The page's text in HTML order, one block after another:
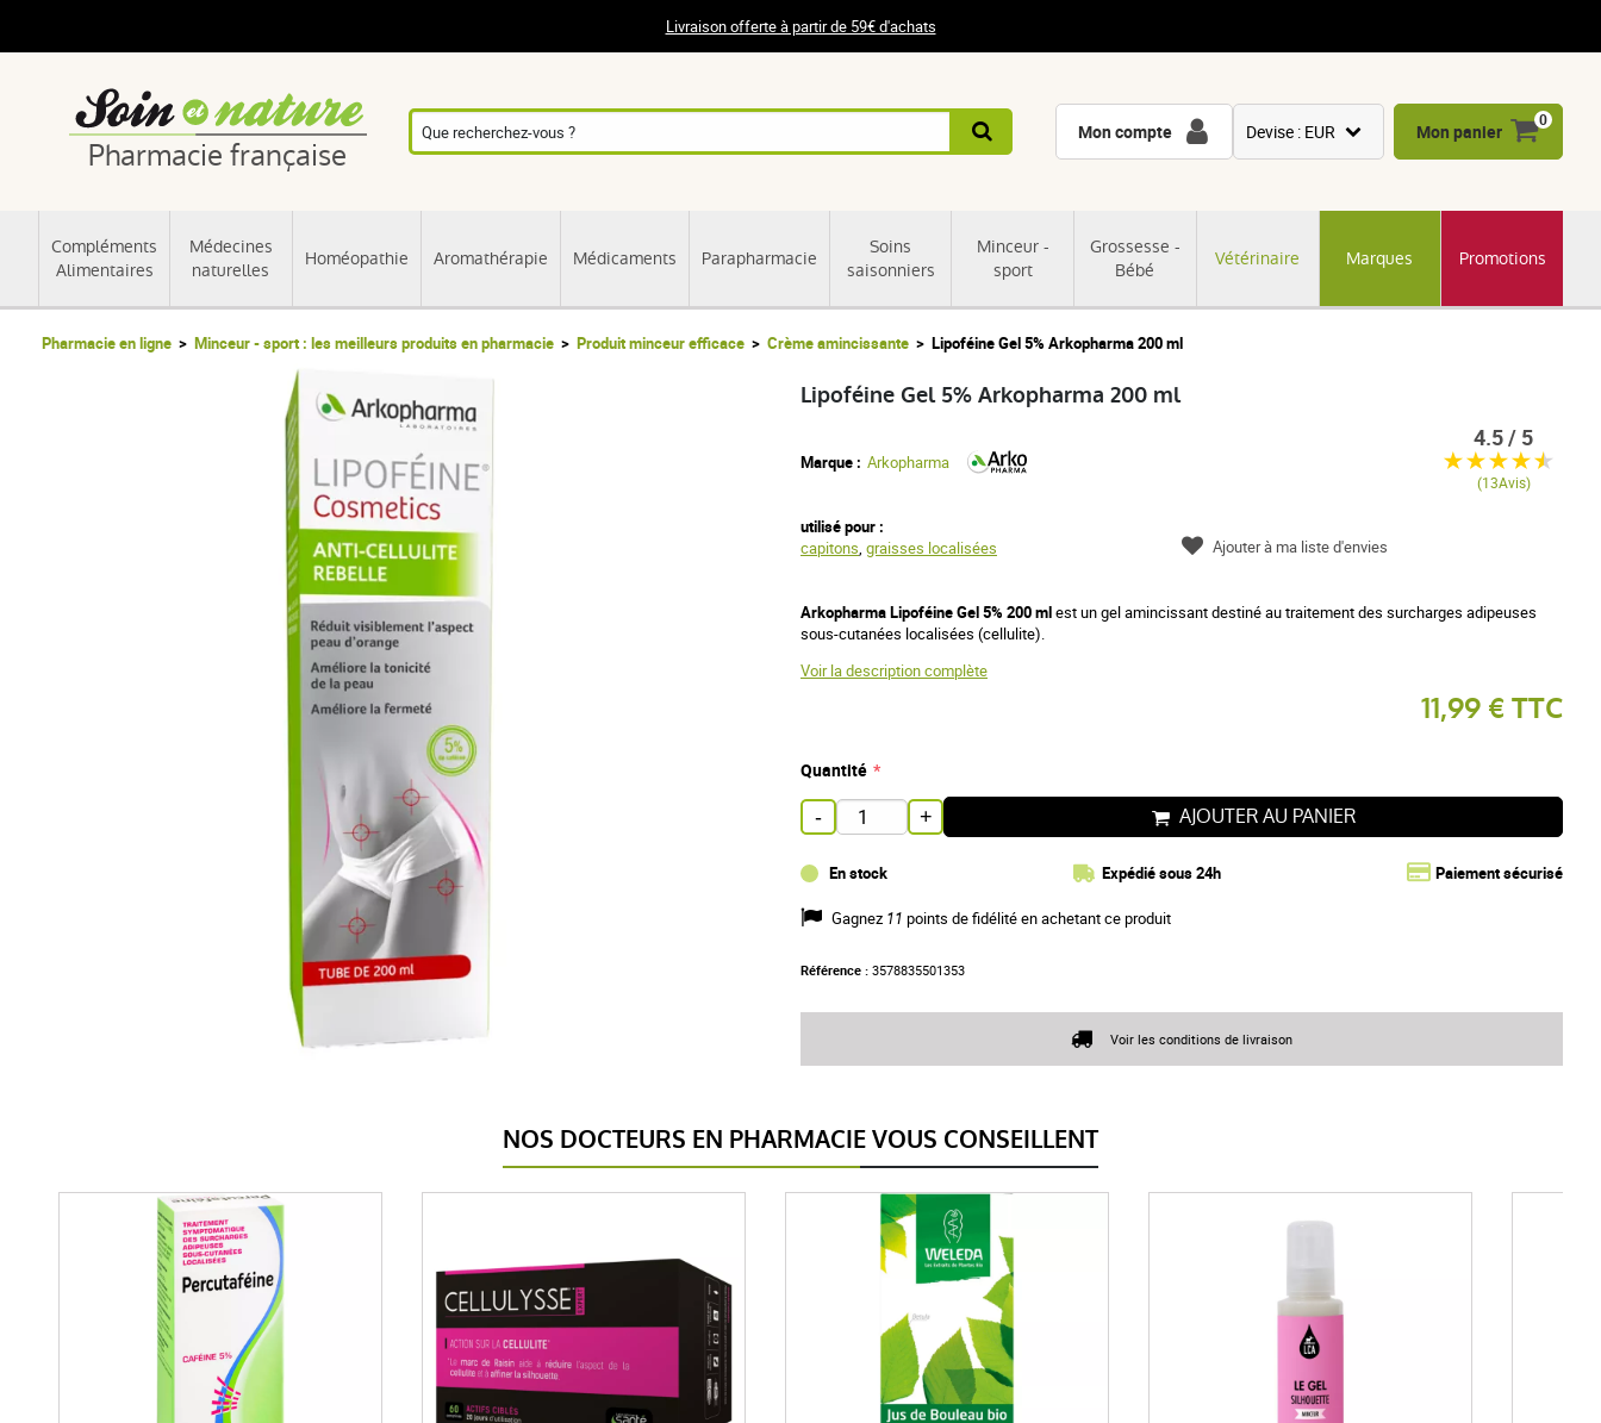
Livraison offerte à partir de 59€ d'achats
Pharmacie française
Compléments
Alimentaires
Médecines
naturelles
Homéopathie Aromathérapie Médicaments Parapharmacie
Soins
saisonniers
Minceur -
sport
Grossesse -
Bébé
Vétérinaire Marques Promotions
Mon compte Devise : EUR
CNY
Mon panier
0
Pharmacie en ligne Minceur - sport : les meilleurs produits en pharmacie Produit minceur efficace Crème amincissante Lipoféine Gel 5% Arkopharma 200 ml
Lipoféine Gel 5% Arkopharma 200 ml
Marque : Arkopharma
utilisé pour :
capitons, graisses localisées
Arkopharma Lipoféine Gel 5% 200 mlest un gel amincissant destiné au traitement des surcharges adipeuses
sous-cutanées localisées (cellulite).
Voir la description complète
11,99 € TTC
Quantité
- + AJOUTER AU PANIER
En stock Expédié sous 24h Paiement sécurisé
Référence : 3578835501353
Gagnez 11 points de fidélité en achetant ce produit
4.5 / 5
(13Avis)
Ajouter à ma liste d'envies
Voir les conditions de livraison
NOS DOCTEURS EN PHARMACIE VOUS CONSEILLENT